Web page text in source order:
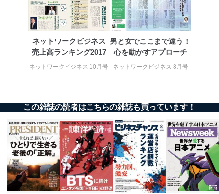
ネットワークビジネス
売上高ランキング2017
ネットワークビジネス 10月号
男と女でここまで違う！
心を動かすアプローチ
ネットワークビジネス 8月号
この雑誌の読者はこちらの雑誌も買っています！